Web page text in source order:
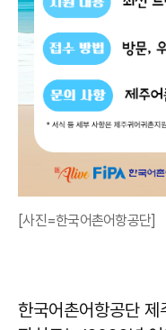
[사진=한국어촌어항공단]
한국어촌어항공단 제